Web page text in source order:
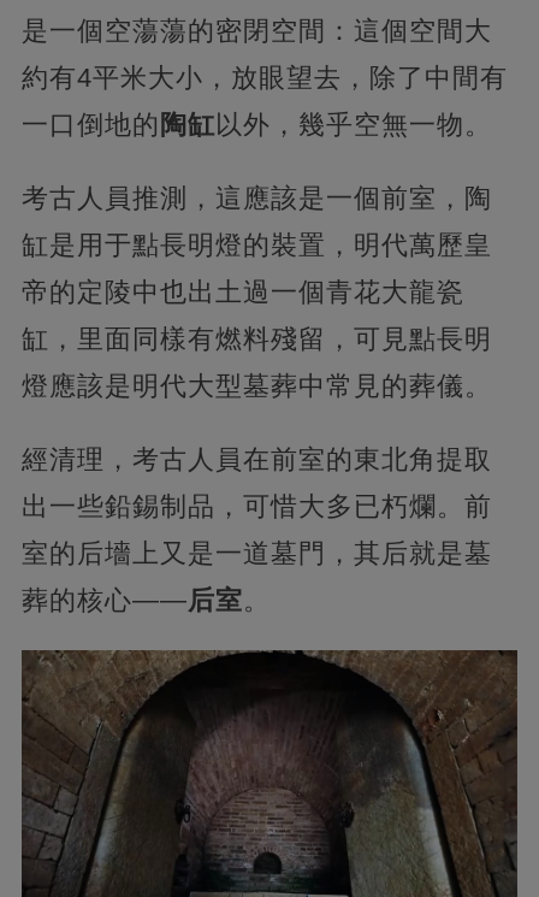
是一個空蕩蕩的密閉空間：這個空間大
約有4平米大小，放眼望去，除了中間有
一口倒地的 陶缸 以外，幾乎空無一物。
考古人員推測，這應該是一個前室，陶
缸是用于點長明燈的裝置，明代萬歷皇
帝的定陵中也出土過一個青花大龍瓷
缸，里面同樣有燃料殘留，可見點長明
燈應該是明代大型墓葬中常見的葬儀。
經清理，考古人員在前室的東北角提取
出一些鉛錫制品，可惜大多已朽爛。前
室的后墻上又是一道墓門，其后就是墓
葬的核心——后室。